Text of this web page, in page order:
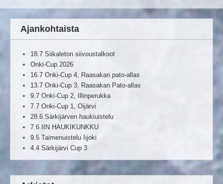
Ajankohtaista
18.7 Siikaleton siivoustalkoot
Onki-Cup 2026
16.7 Onki-Cup 4, Raasakan pato-allas
13.7 Onki-Cup 3, Raasakan Pato-allas
9.7 Onki-Cup 2, Illinperukka
7.7 Onki-Cup 1, Oijärvi
28.6 Särkijärven haukiuistelu
7.6 IIN HAUKIKUNKKU
9.5 Taimenuistelu Iijoki
4.4 Särkijärvi Cup 3